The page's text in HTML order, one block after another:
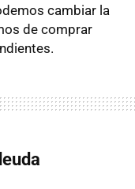
cambiar la
de comprar